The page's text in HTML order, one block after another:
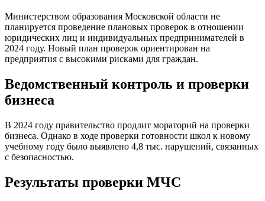
Министерством образования Московской области не
планируется проведение плановых проверок в отношении
юридических лиц и индивидуальных предпринимателей в
2024 году. Новый план проверок ориентирован на
предприятия с высокими рисками для граждан.
Ведомственный контроль и проверки
бизнеса
В 2024 году правительство продлит мораторий на проверки
бизнеса. Однако в ходе проверки готовности школ к новому
учебному году было выявлено 4,8 тыс. нарушений, связанных
с безопасностью.
Результаты проверки МЧС